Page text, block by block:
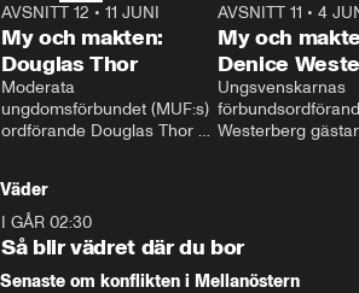
26:27
AVSNITT 12 • 11 JUNI
My och makten:
Douglas Thor
Moderata
ungdomsförbundet (MUF:s)
ordförande Douglas Thor
tonårsutvisningarna och hur
Moderaterna ska locka
väljare till valet i höst.
AVSNITT 11 •4
My och
Denice
Ungsvenskarnas
Westerberg
Väder
I GÅR 02:30
Så blir vädret där du bor
Senaste om konflikten i Mellanöstern